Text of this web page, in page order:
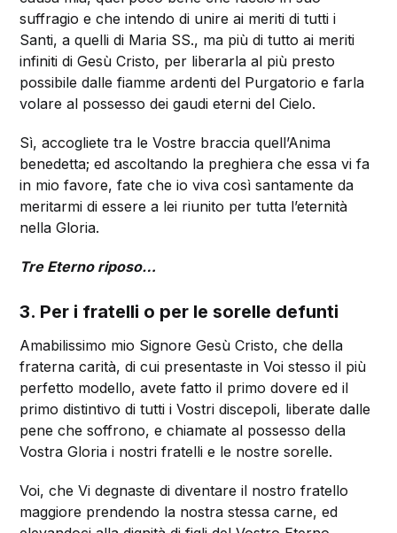
suffragio e che intendo di unire ai meriti di tutti i
Santi, a quelli di Maria SS., ma più di tutto ai meriti
infiniti di Gesù Cristo, per liberarla al più presto
possibile dalle fiamme ardenti del Purgatorio e farla
volare al possesso dei gaudi eterni del Cielo.
Sì, accogliete tra le Vostre braccia quell’Anima
benedetta; ed ascoltando la preghiera che essa vi fa
in mio favore, fate che io viva così santamente da
meritarmi di essere a lei riunito per tutta l’eternità
nella Gloria.
TreEterno riposo…
3. Per i fratelli o per le sorelle defunti
Amabilissimo mio Signore Gesù Cristo, che della
fraterna carità, di cui presentaste in Voi stesso il più
perfetto modello, avete fatto il primo dovere ed il
primo distintivo di tutti i Vostri discepoli, liberate dalle
pene che soffrono, e chiamate al possesso della
Vostra Gloria i nostri fratelli e le nostre sorelle.
Voi, che Vi degnaste di diventare il nostro fratello
maggiore prendendo la nostra stessa carne, ed